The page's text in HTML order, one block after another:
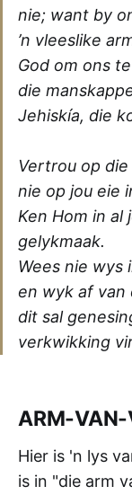
nie; want by
’n vleeslike
God om ons
die
Jehiskía, die
Vertrou op
nie op jou eie
Ken Hom in al
gelykmaak.
Wees nie wys
en wyk af van
dit sal
verkwikking
ARM-VAN-
Hier is 'n lys
is in "die arm